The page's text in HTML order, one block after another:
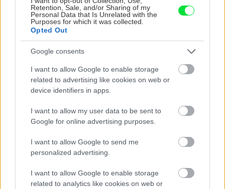
Retention, Sale, and/or Sharing of my
Personal Data that Is Unrelated with the
Purposes for which it was collected.
Opted Out
Google consents
I want to allow Google to enable storage
related to advertising like cookies on web or
device identifiers in apps.
I want to allow my user data to be sent to
Google for online advertising purposes.
I want to allow Google to send me
personalized advertising.
I want to allow Google to enable storage
related to analytics like cookies on web or
predávaný v Kauflande alebo Lídli.
ZÁHRADA
Trvalky, ktoré znesú
sucho a teplo? Tieto
vysaďte na miesta, na
ktoré slnko svieti celý
Nemusí to byť len
levanduľa! 7 fialových
vašu záhradu